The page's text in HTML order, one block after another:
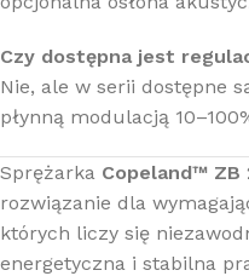
Czy dostępna jest
Nie, ale w serii dostępne
płynną modulacją
Sprężarka Copeland™ ZB
rozwiązanie dla
których liczy się
energetyczna i stabilna